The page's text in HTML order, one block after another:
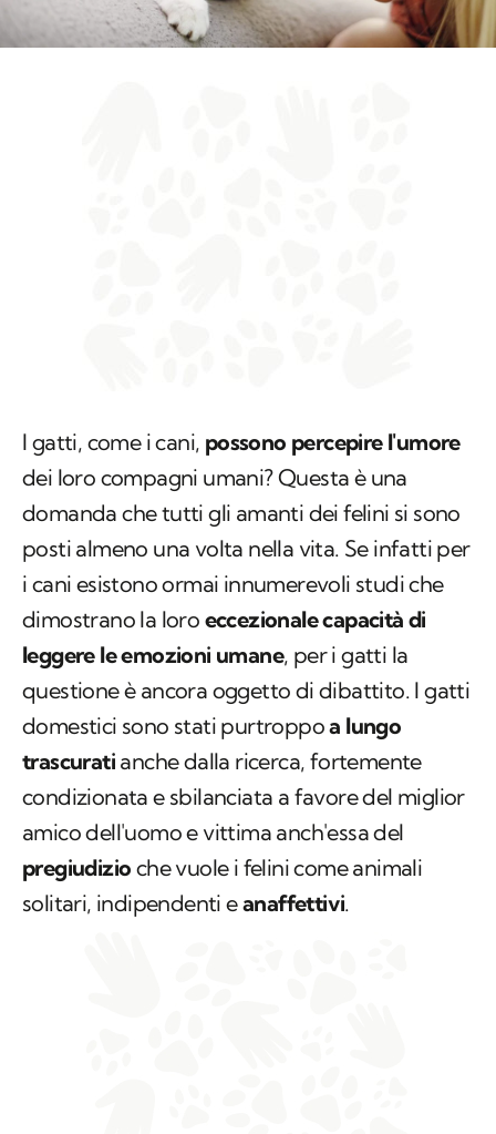
I gatti, come i cani, possono percepire l'umore
dei loro compagni umani? Questa è una
domanda che tutti gli amanti dei felini si sono
posti almeno una volta nella vita. Se infatti per
i cani esistono ormai innumerevoli studi che
dimostrano la loro eccezionale capacità di
leggere le emozioni umane, per i gatti la
questione è ancora oggetto di dibattito. I gatti
domestici sono stati purtroppoa lungo
trascurati anche dalla ricerca, fortemente
condizionata e sbilanciata a favore del miglior
amico dell'uomo e vittima anch'essa del
pregiudizio che vuole i felini come animali
solitari, indipendenti eanaffettivi.